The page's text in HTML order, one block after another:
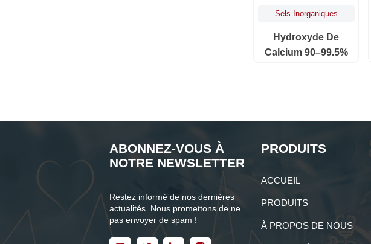
Sels Inorganiques
Hydroxyde De
Calcium 90–99.5%
ABONNEZ-VOUS À
NOTRE NEWSLETTER
Restez informé de nos dernières
actualités. Nous promettons de ne
pas envoyer de spam !
PRODUITS
ACCUEIL
PRODUITS
À PROPOS DE NOUS